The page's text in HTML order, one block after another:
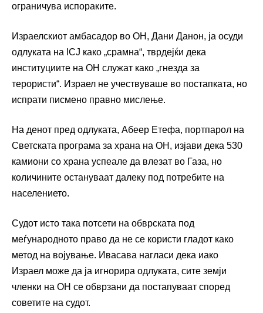
ограничува испораките.
Израелскиот амбасадор во ОН, Дани Данон, ја осуди
одлуката на ICJ како „срамна“, тврдејќи дека
институциите на ОН служат како „гнезда за
терористи“. Израел не учествуваше во постапката, но
испрати писмено правно мислење.
На денот пред одлуката, Абеер Етефа, портпарол на
Светската програма за храна на ОН, изјави дека 530
камиони со храна успеале да влезат во Газа, но
количините остануваат далеку под потребите на
населението.
Судот исто така потсети на обврската под
меѓународното право да не се користи гладот како
метод на војување. Ивасава нагласи дека иако
Израел може да ја игнорира одлуката, сите земји
членки на ОН се обврзани да постапуваат според
советите на судот.